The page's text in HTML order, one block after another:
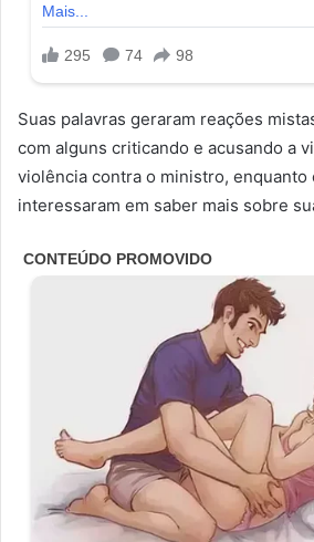
Suas palavras geraram reações
com alguns criticando e acusando a
violência contra o ministro, enquanto
interessaram em saber mais sobre